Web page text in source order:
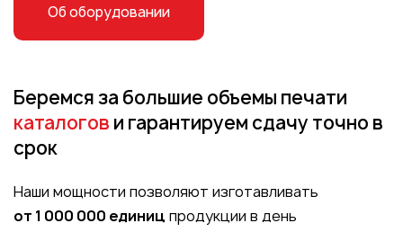
Об оборудовании
Беремся за большие объемы печати
каталогов и гарантируем сдачу точно в
срок
Наши мощности позволяют изготавливать
от 1 000 000 единиц продукции в день